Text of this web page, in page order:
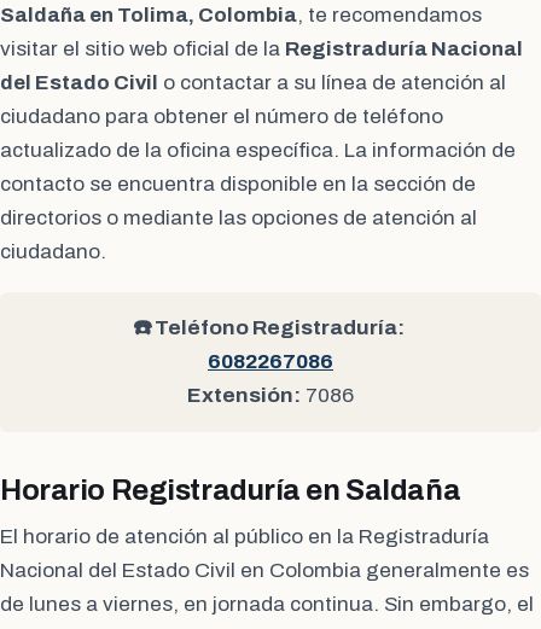
Saldaña en Tolima, Colombia, te recomendamos
visitar el sitio web oficial de la Registraduría Nacional
del Estado Civil o contactar a su línea de atención al
ciudadano para obtener el número de teléfono
actualizado de la oficina específica. La información de
contacto se encuentra disponible en la sección de
directorios o mediante las opciones de atención al
ciudadano.
☎️ Teléfono Registraduría:
6082267086
Extensión: 7086
Horario Registraduría en Saldaña
El horario de atención al público en la Registraduría
Nacional del Estado Civil en Colombia generalmente es
de lunes a viernes, en jornada continua. Sin embargo, el